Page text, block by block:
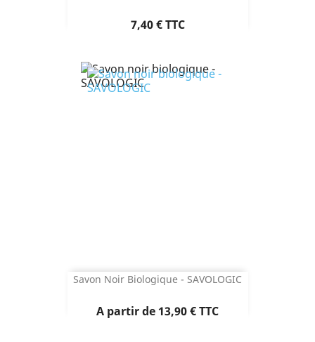
Prix
7,40 €TTC
Savon Noir Biologique - SAVOLOGIC
Prix
A partir de 13,90 €TTC